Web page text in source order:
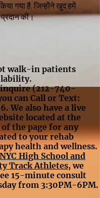
गया है, जिन्होंने खुद हमें
प्रदान की।
walk-in patients
inquire(212-740-
can Call or Text:
. We also have a live
located at the
the page for any
to your rehab
health and wellness.
High School and
Track Athletes, we
15-minute consult
from 3:30PM-6PM.